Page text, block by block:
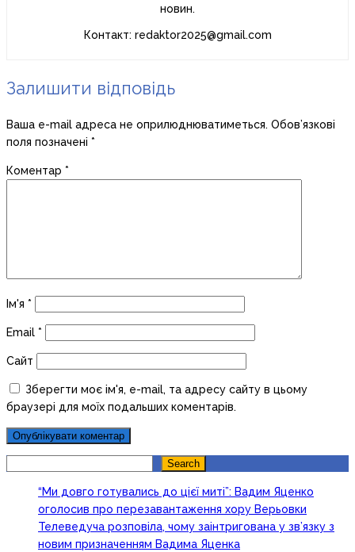
новин.
Контакт: redaktor2025@gmail.com
Залишити відповідь
Ваша e-mail адреса не оприлюднюватиметься. Обов’язкові
поля позначені *
Коментар *
Ім'я *
Email *
Сайт
Зберегти моє ім'я, e-mail, та адресу сайту в цьому
браузері для моїх подальших коментарів.
Search
“Ми довго готувались до цієї миті”: Вадим Яценко
оголосив про перезавантаження хору Верьовки
Телеведуча розповіла, чому заінтригована у зв’язку з
новим призначенням Вадима Яценка